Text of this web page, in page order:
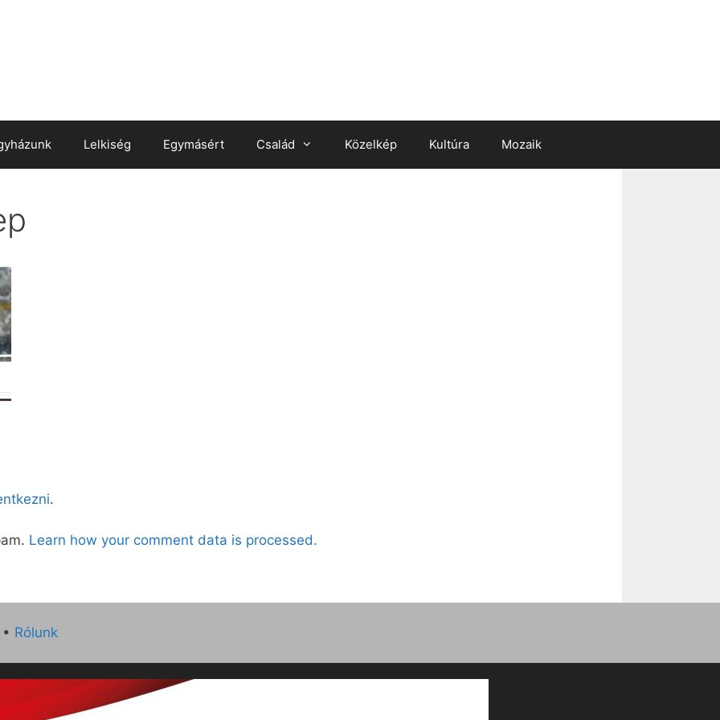
Lelkiség Egymásért Család Közelkép Kultúra Mozaik
.
Learn how your comment data is processed.
• Rólunk